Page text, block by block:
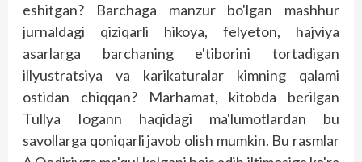
eshitgan? Barchaga manzur bo'lgan mashhur
jurnaldagi qiziqarli hikoya, felyeton, hajviya
asarlarga barchaning e'tiborini tortadigan
illyustratsiya va karikaturalar kimning qalami
ostidan chiqqan? Marhamat, kitobda berilgan
Tullya Iogann haqidagi ma'lumotlardan bu
savollarga qoniqarli javob olish mumkin. Bu rasmlar